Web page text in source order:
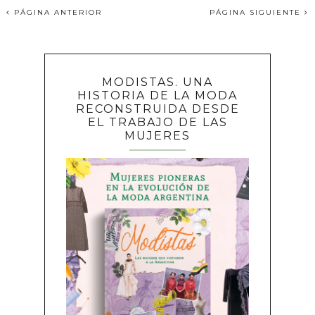
PÁGINA ANTERIOR PÁGINA SIGUIENTE
MODISTAS. UNA
HISTORIA DE LA MODA
RECONSTRUIDA DESDE
EL TRABAJO DE LAS
MUJERES